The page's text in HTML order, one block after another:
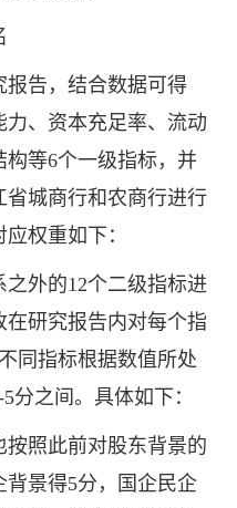
告，结合数据可得
、资本充足率、流动
等6个一级指标，并
省城商行和农商行进行
权重如下：
外的12个二级指标进
研究报告内对每个指
同指标根据数值所处
分之间。具体如下：
照此前对股东背景的
景得5分，国企民企